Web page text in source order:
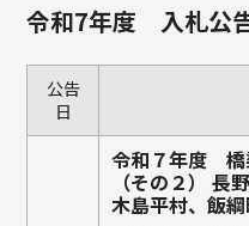
令和7年度 入札公
公告
日
令和７年度 橋
（その２） 長
木島平村、飯